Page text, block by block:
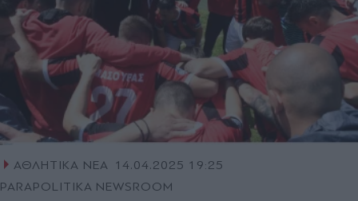
ΑΘΛΗΤΙΚΑ ΝΕΑ 14.04.2025 19:25
PARAPOLITIKA NEWSROOM